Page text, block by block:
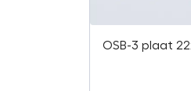
OSB-3 plaat